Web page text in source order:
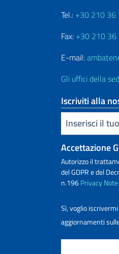
Tel.: +30 210
Fax: +30 210
E-mail:
Gli uffici della
Iscriviti alla
Inserisci la tua email
Accettazione
Autorizzo il
del GDPR e del
n.196Privacy
Sì, voglio
aggiornamenti